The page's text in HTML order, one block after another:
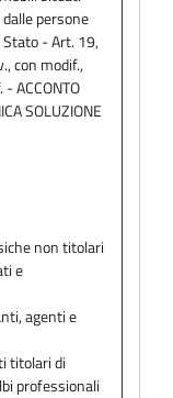
persone
- Art. 19,
con modif.,
ACCONTO
SOLUZIONE
non titolari
e
agenti e
titolari di
professionali